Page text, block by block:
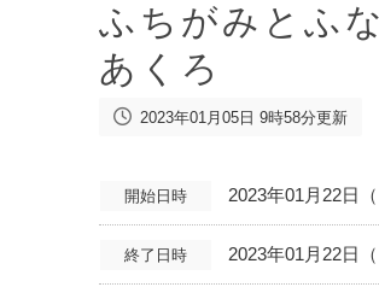
ふちがみとふ
あくろ
2023年01月05日 9時58分更新
開始日時 2023年01月22日（
終了日時 2023年01月22日（